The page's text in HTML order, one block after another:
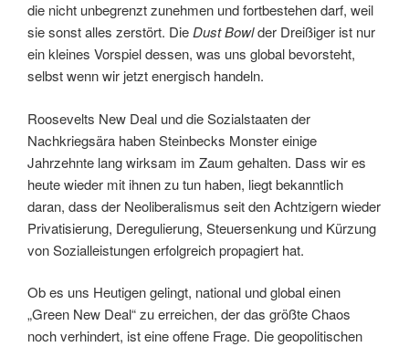
die nicht unbegrenzt zunehmen und fortbestehen darf, weil
sie sonst alles zerstört. DieDust Bowlder Dreißiger ist nur
ein kleines Vorspiel dessen, was uns global bevorsteht,
selbst wenn wir jetzt energisch handeln.
Roosevelts New Deal und die Sozialstaaten der
Nachkriegsära haben Steinbecks Monster einige
Jahrzehnte lang wirksam im Zaum gehalten. Dass wir es
heute wieder mit ihnen zu tun haben, liegt bekanntlich
daran, dass der Neoliberalismus seit den Achtzigern wieder
Privatisierung, Deregulierung, Steuersenkung und Kürzung
von Sozialleistungen erfolgreich propagiert hat.
Ob es uns Heutigen gelingt, national und global einen
„Green New Deal“ zu erreichen, der das größte Chaos
noch verhindert, ist eine offene Frage. Die geopolitischen